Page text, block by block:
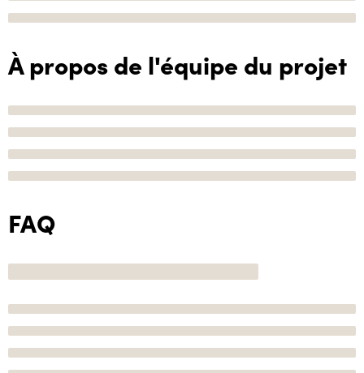
À propos de l'équipe du projet
FAQ